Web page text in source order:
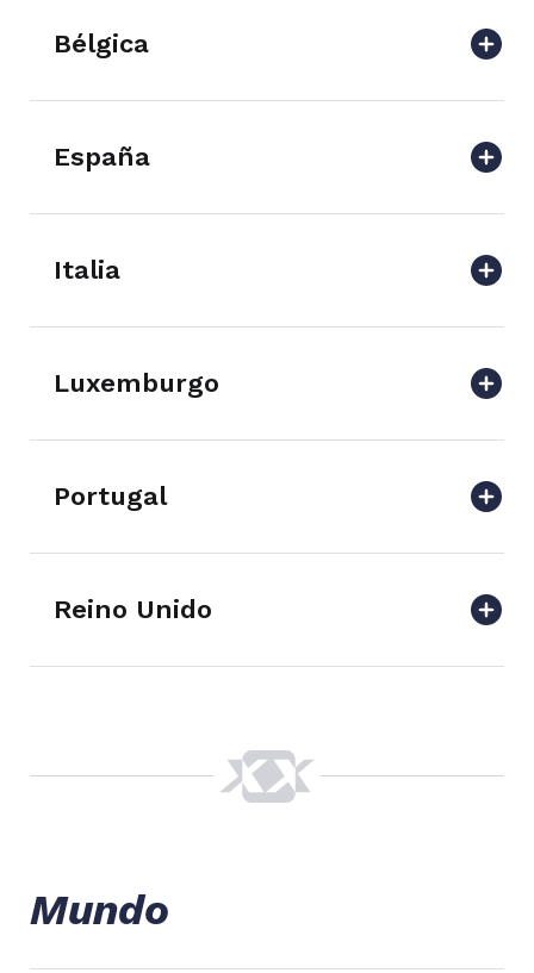
Bélgica
España
Italia
Luxemburgo
Portugal
Reino Unido
Mundo